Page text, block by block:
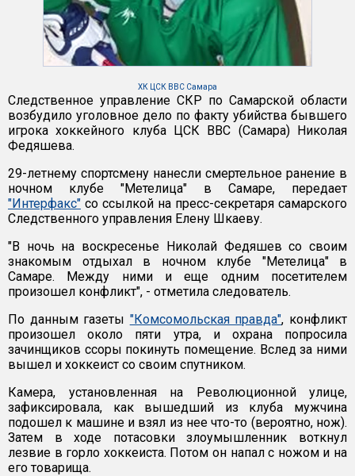
ХК ЦСК ВВС Самара
Следственное управление СКР по Самарской области
возбудило уголовное дело по факту убийства бывшего
игрока хоккейного клуба ЦСК ВВС (Самара) Николая
Федяшева.
29-летнему спортсмену нанесли смертельное ранение в
ночном клубе "Метелица" в Самаре, передает
"Интерфакс" со ссылкой на пресс-секретаря самарского
Следственного управления Елену Шкаеву.
"В ночь на воскресенье Николай Федяшев со своим
знакомым отдыхал в ночном клубе "Метелица" в
Самаре. Между ними и еще одним посетителем
произошел конфликт", - отметила следователь.
По данным газеты "Комсомольская правда", конфликт
произошел около пяти утра, и охрана попросила
зачинщиков ссоры покинуть помещение. Вслед за ними
вышел и хоккеист со своим спутником.
Камера, установленная на Революционной улице,
зафиксировала, как вышедший из клуба мужчина
подошел к машине и взял из нее что-то (вероятно, нож).
Затем в ходе потасовки злоумышленник воткнул
лезвие в горло хоккеиста. Потом он напал с ножом и на
его товарища.